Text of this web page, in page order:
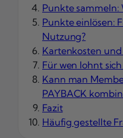
Punkte sammeln:
Punkte einlösen:
Nutzung?
Kartenkosten
Für wen lohnt
Kann man
PAYBACK
Fazit
Häufig gestellte